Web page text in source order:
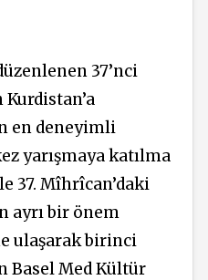
37’nci
en deneyimli
yarışmaya katılma
37. Mîhrîcan’daki
ayrı bir önem
ulaşarak birinci
Basel Med Kültür